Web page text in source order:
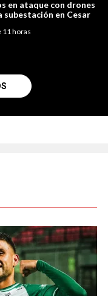
en ataque con drones
subestación en Cesar
11 horas